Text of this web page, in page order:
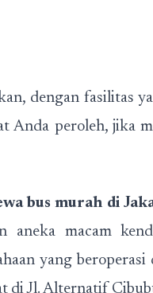
dengan fasilitas
Anda peroleh, jika
bus murah di
aneka macam
yang beroperasi
di Jl. Alternatif